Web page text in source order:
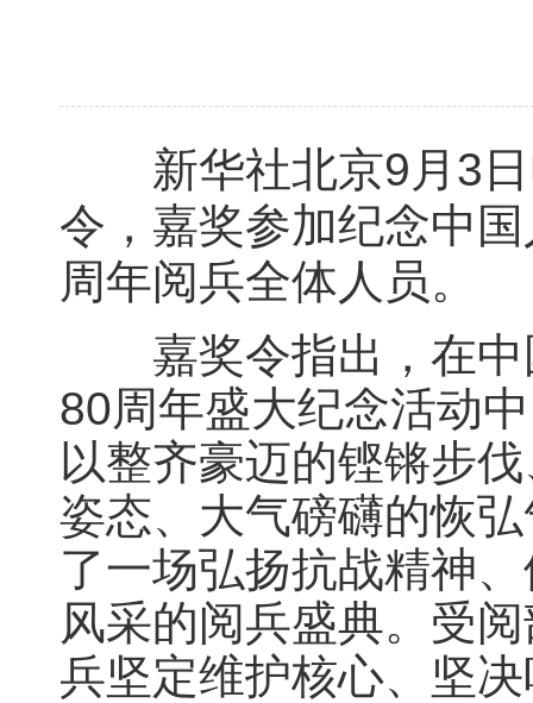
新华社北京9月3日
令，嘉奖参加纪念中
周年阅兵全体人员。
嘉奖令指出，在中
80周年盛大纪念活动
以整齐豪迈的铿锵步
姿态、大气磅礴的恢
了一场弘扬抗战精神
风采的阅兵盛典。受
兵坚定维护核心、坚